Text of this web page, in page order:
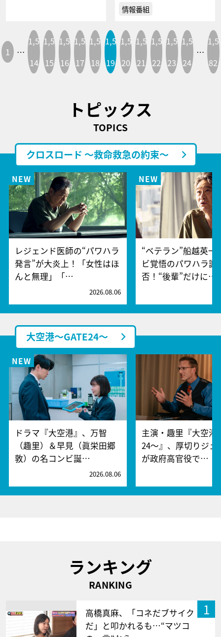
情報番組
1 …
1,5
14
1,5
15
1,5
16
1,5
17
1,5
18
1,5
19
1,5
20
1,5
21
1,5
22
1,5
23
1,5
24
…
1,5
82
トピックス
TOPICS
クロスロード ～救命救急の約束～
レジェンド医師の“パワハラ
発言”が大炎上！「女性はほ
んと無理」「…
2026.08.06
“ベテラン”船越英一
ビ覚悟のパワハラ謝
否！“後輩”だけに…
大空港～GATE24～
ドラマ『大空港』、万智
（趣里）＆早見（眞栄田郷
敦）の名コンビ誕…
2026.08.06
主演・趣里『大空港
24～』、厚切りジェ
が政府高官役で…
ランキング
RANKING
1
高橋真麻、「コネだブサイク
だ」と叩かれるも…“マツコ